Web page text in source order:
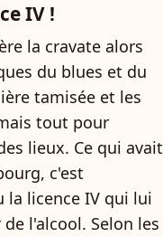
IV !
la cravate alors
du blues et du
tamisée et les
tout pour
lieux. Ce qui avait
c'est
la licence IV qui lui
l'alcool. Selon les